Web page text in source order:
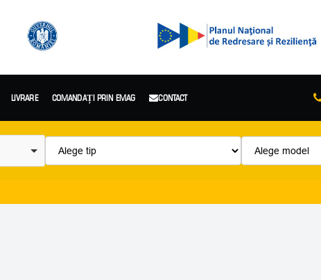
LIVRARE COMANDAȚI PRIN EMAG CONTACT